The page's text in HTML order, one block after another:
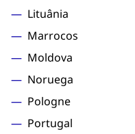
Lituânia
Marrocos
Moldova
Noruega
Pologne
Portugal